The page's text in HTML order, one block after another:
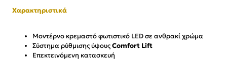
Χαρακτηριστικά
Μοντέρνο κρεμαστό φωτιστικό LED σε ανθρακί χρώμα
Σύστημα ρύθμισης ύψουςComfort Lift
Επεκτεινόμενη κατασκευή